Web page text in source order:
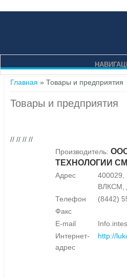
Вы здесь
Главная » Товары и предприятия
Товары и предприятия
// // // //
Производитель:
ТЕХНОЛОГИИ
Адрес
400029,
ВЛКСМ,
Телефон
(8442)
Факс
E-mail
Интернет-
адрес
http://